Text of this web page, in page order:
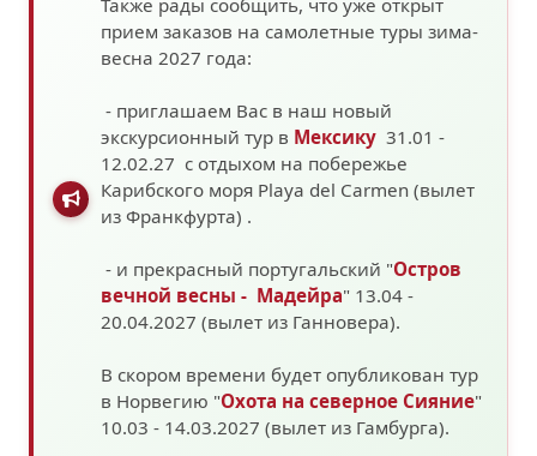
прием заказов на самолетные туры зима-
весна 2027 года:
- приглашаем Вас в наш новый
экскурсионный тур в Мексику 31.01 -
12.02.27 с отдыхом на побережье
Карибского моря Playa del Carmen (вылет
из Франкфурта) .
- и прекрасный португальский "Остров
вечной весны - Мадейра" 13.04 -
20.04.2027 (вылет из Ганновера).
В скором времени будет опубликован тур
в Норвегию "Охота на северное Сияние"
10.03 - 14.03.2027 (вылет из Гамбурга).